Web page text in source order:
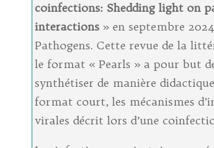
coinfections: Shedding light on
interactions » en septembre
Pathogens. Cette revue de la
le format « Pearls » a pour but
synthétiser de manière
format court, les mécanismes
virales décrit lors d’une